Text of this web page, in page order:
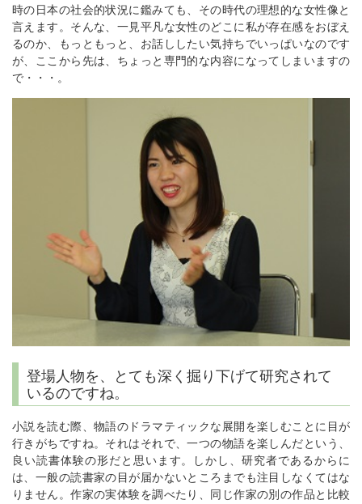
時の日本の社会的状況に鑑みても、その時代の理想的な女性像と
言えます。そんな、一見平凡な女性のどこに私が存在感をおぼえ
るのか、もっともっと、お話ししたい気持ちでいっぱいなのです
が、ここから先は、ちょっと専門的な内容になってしまいますの
で・・・。
登場人物を、とても深く掘り下げて研究されて
いるのですね。
小説を読む際、物語のドラマティックな展開を楽しむことに目が
行きがちですね。それはそれで、一つの物語を楽しんだという、
良い読書体験の形だと思います。しかし、研究者であるからに
は、一般の読書家の目が届かないところまでも注目しなくてはな
りません。作家の実体験を調べたり、同じ作家の別の作品と比較